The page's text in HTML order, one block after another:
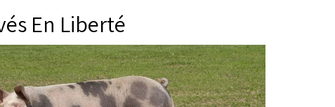
En Liberté